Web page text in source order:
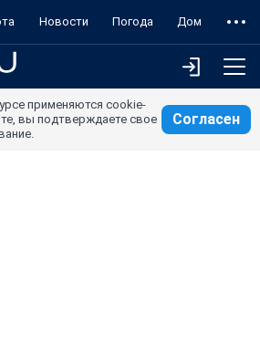
Новости Погода Дом
применяются cookie-
вы подтверждаете свое
Согласен